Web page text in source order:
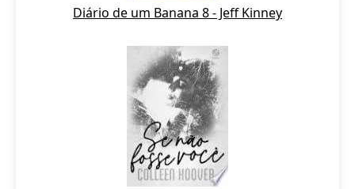
Diário de um Banana 8 - Jeff Kinney